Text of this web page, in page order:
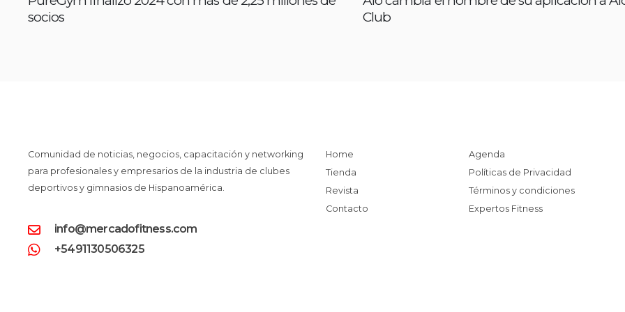
socios
Club
Comunidad de noticias, negocios, capacitación y networking
para profesionales y empresarios de la industria de clubes
deportivos y gimnasios de Hispanoamérica.
info@mercadofitness.com
+5491130506325
Home
Tienda
Revista
Contacto
Agenda
Políticas de Privacidad
Términos y condiciones
Expertos Fitness